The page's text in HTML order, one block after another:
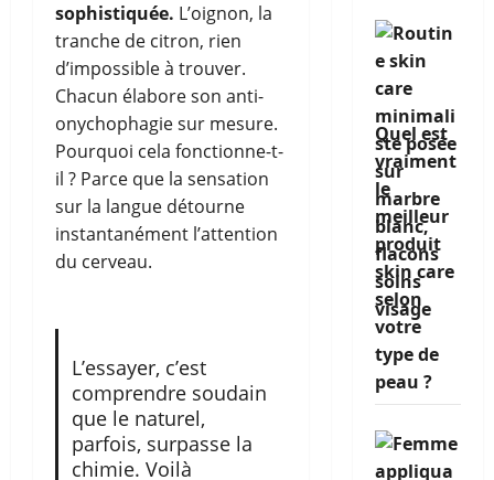
sophistiquée. L’oignon, la
tranche de citron, rien
d’impossible à trouver.
Chacun élabore son anti-
onychophagie sur mesure.
Pourquoi cela fonctionne-t-
il ? Parce que la sensation
sur la langue détourne
instantanément l’attention
du cerveau.
L’essayer, c’est
comprendre soudain
que le naturel,
parfois, surpasse la
chimie. Voilà
Quel est
vraiment
le
meilleur
produit
skin care
selon
votre
type de
peau ?